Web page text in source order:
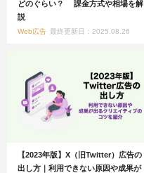
どのぐらい？ 課金方式や相場を解
説
Web広告 最終更新日：2025.08.26
【2023年版】X（旧Twitter）広告の
出し方｜利用できない原因や成果が